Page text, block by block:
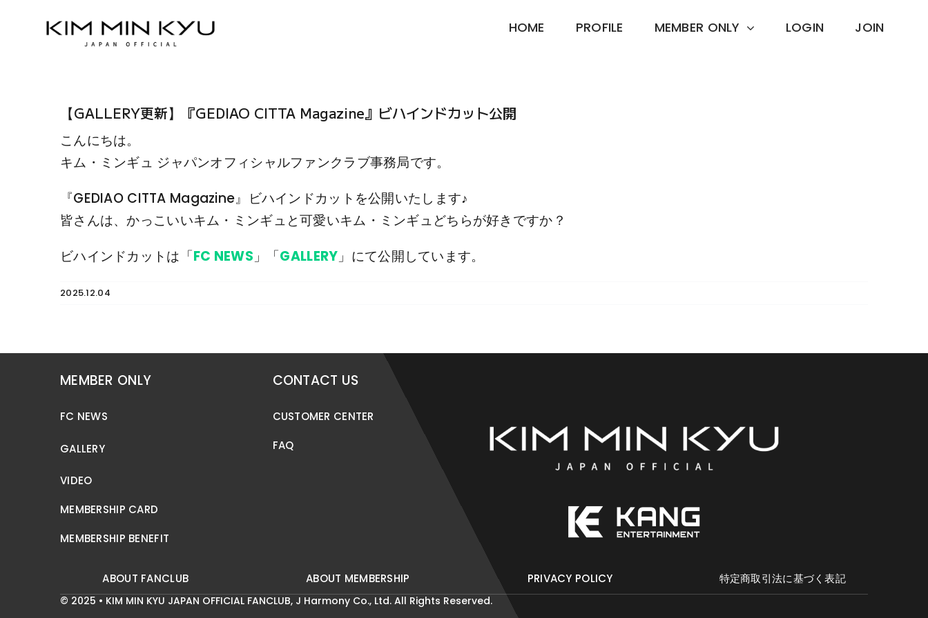
HOME PROFILE MEMBER ONLY LOGIN JOIN
【GALLERY更新】『GEDIAO CITTA Magazine』ビハインドカット公開
こんにちは。
キム・ミンギュ ジャパンオフィシャルファンクラブ事務局です。
『GEDIAO CITTA Magazine』ビハインドカットを公開いたします♪
皆さんは、かっこいいキム・ミンギュと可愛いキム・ミンギュどちらが好きですか？
ビハインドカットは「FC NEWS 」「GALLERY 」にて公開しています。
2025.12.04
MEMBER ONLY
FC NEWS
GALLERY
VIDEO
MEMBERSHIP CARD
MEMBERSHIP BENEFIT
CONTACT US
CUSTOMER CENTER
FAQ
ABOUT FANCLUB ABOUT MEMBERSHIP PRIVACY POLICY 特定商取引法に基づく表記
© 2025 • KIM MIN KYU JAPAN OFFICIAL FANCLUB, J Harmony Co., Ltd. All Rights Reserved.